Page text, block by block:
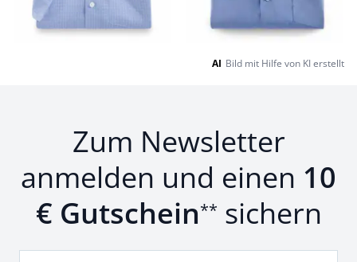
AI Bild mit Hilfe von KI erstellt
Zum Newsletter
anmelden und einen 10
€ Gutschein** sichern